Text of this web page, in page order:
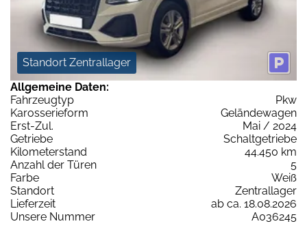
Standort Zentrallager
Allgemeine Daten:
Fahrzeugtyp
Pkw
Karosserieform
Geländewagen
Erst-Zul.
Mai / 2024
Getriebe
Schaltgetriebe
Kilometerstand
44.450 km
Anzahl der Türen
5
Farbe
Weiß
Standort
Zentrallager
Lieferzeit
ab ca. 18.08.2026
Unsere Nummer
A036245